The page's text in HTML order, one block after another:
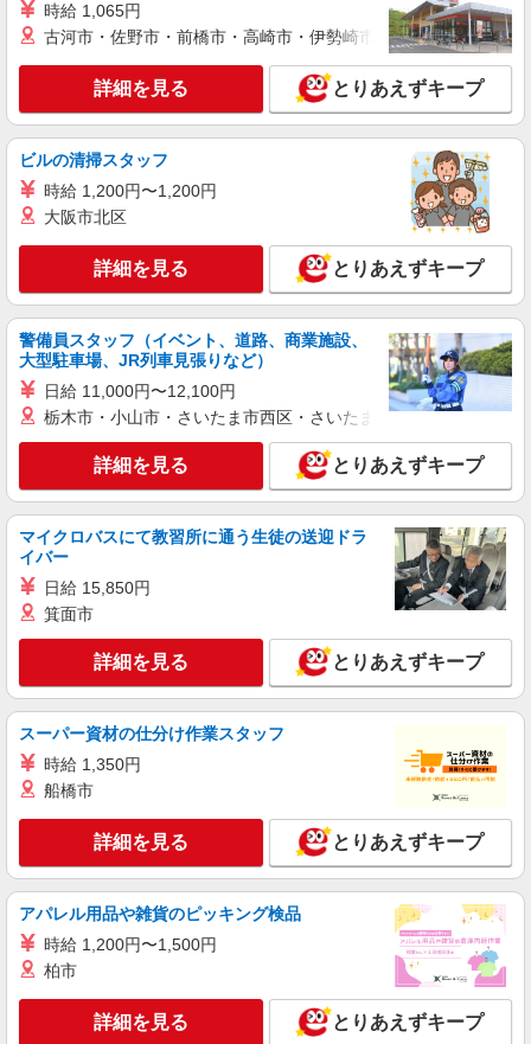
派遣社員
株式会社トラストグロース 新宿本社 第3営業部
住宅型有料老人ホームでの夜専介護士
1夜勤：24300円〜27900円 ※資格や経験など
による
群馬県高崎市
詳細を見る
株式会社kotrio /●TK-H-1902034
＜井野＞サ高住スタッフ＊教育体制充実◎30
代・40代活躍中
時給1500円〜2150円 ＜日払い有/週払い有/交
通費全支給(ガソリン代含む)＞
高崎市内 ≪井野駅周辺≫
キープ 詳細を見る
派遣社員
高崎駅＊年齢不問◎未経験から安定した業界へ
時給1500円〜2125円 ＜日払い有/週払い有/交
通費全支給(ガソリン代含む)＞
高崎市 交通費全額支給
キープ 詳細を見る
株式会社kotrio /●TK-H-1902031
＜高崎問屋町＞サ高住スタッフ＊教育体制充実
◎30代・40代活躍中
時給1500円〜2150円 ＜日払い有/週払い有/交
通費全支給(ガソリン代含む)＞
キープ 詳細を見る
時給 1,065円
古河市・佐野市・前橋市・高崎市・伊勢崎市・太田市・館林市
詳細を見る とりあえずキープ
ビルの清掃スタッフ
時給 1,200円〜1,200円
大阪市北区
詳細を見る とりあえずキープ
警備員スタッフ（イベント、道路、商業施設、
大型駐車場、JR列車見張りなど）
日給 11,000円〜12,100円
栃木市・小山市・さいたま市西区・さいたま市岩槻区・久喜市・
詳細を見る とりあえずキープ
マイクロバスにて教習所に通う生徒の送迎ドラ
イバー
日給 15,850円
箕面市
詳細を見る とりあえずキープ
スーパー資材の仕分け作業スタッフ
時給 1,350円
船橋市
詳細を見る とりあえずキープ
アパレル用品や雑貨のピッキング検品
時給 1,200円〜1,500円
柏市
詳細を見る とりあえずキープ